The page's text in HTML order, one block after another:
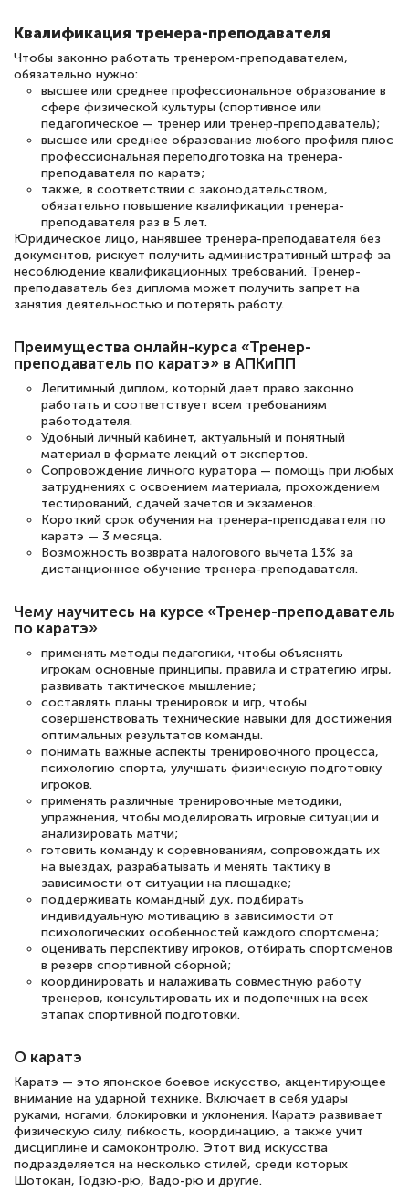
Елена Петрикс
Знаток города 5 уровня
11 марта 2026
Всем добрый день! Я прошла курс
повышени каалификации по
специальности «Тренер-преподаватель
по тяжелой атлетике»! Хочется
подчеркуть, что при обращении
оперативно связались со мной
специалисты, ответили на все
интересующие вопросы и в течении
Светлана К
Знаток города 7 уровня
10 марта 2026
Оставила заявку на обучение онлайн, мне
быстро ответили, разъяснили все детали.
Обучение понравилось: огромное
количество тематической литературы,
пособий и учебников доступно на время
прохождения курса, удобная система
аттестации, проблем не возникло ни на
каком этапе…
Квалификация тренера-преподавателя
Чтобы законно работать тренером-преподавателем,
обязательно нужно:
высшее или среднее профессиональное образование в
сфере физической культуры (спортивное или
педагогическое — тренер или тренер-преподаватель);
высшее или среднее образование любого профиля плюс
профессиональная переподготовка на тренера-
преподавателя по каратэ;
также, в соответствии с законодательством,
обязательно повышение квалификации тренера-
преподавателя раз в 5 лет.
Юридическое лицо, нанявшее тренера-преподавателя без
документов, рискует получить административный штраф за
несоблюдение квалификационных требований. Тренер-
преподаватель без диплома может получить запрет на
занятия деятельностью и потерять работу.
Преимущества онлайн-курса «Тренер-
преподаватель по каратэ» в АПКиПП
Легитимный диплом, который дает право законно
работать и соответствует всем требованиям
работодателя.
Удобный личный кабинет, актуальный и понятный
материал в формате лекций от экспертов.
Сопровождение личного куратора — помощь при любых
затруднениях с освоением материала, прохождением
тестирований, сдачей зачетов и экзаменов.
Короткий срок обучения на тренера-преподавателя по
каратэ — 3 месяца.
Возможность возврата налогового вычета 13% за
дистанционное обучение тренера-преподавателя.
Чему научитесь на курсе «Тренер-преподаватель
по каратэ»
применять методы педагогики, чтобы объяснять
игрокам основные принципы, правила и стратегию игры,
развивать тактическое мышление;
составлять планы тренировок и игр, чтобы
совершенствовать технические навыки для достижения
оптимальных результатов команды.
понимать важные аспекты тренировочного процесса,
психологию спорта, улучшать физическую подготовку
игроков.
применять различные тренировочные методики,
упражнения, чтобы моделировать игровые ситуации и
анализировать матчи;
готовить команду к соревнованиям, сопровождать их
на выездах, разрабатывать и менять тактику в
зависимости от ситуации на площадке;
поддерживать командный дух, подбирать
индивидуальную мотивацию в зависимости от
психологических особенностей каждого спортсмена;
оценивать перспективу игроков, отбирать спортсменов
в резерв спортивной сборной;
координировать и налаживать совместную работу
тренеров, консультировать их и подопечных на всех
этапах спортивной подготовки.
О каратэ
Каратэ — это японское боевое искусство, акцентирующее
внимание на ударной технике. Включает в себя удары
руками, ногами, блокировки и уклонения. Каратэ развивает
физическую силу, гибкость, координацию, а также учит
дисциплине и самоконтролю. Этот вид искусства
подразделяется на несколько стилей, среди которых
Шотокан, Годзю-рю, Вадо-рю и другие.